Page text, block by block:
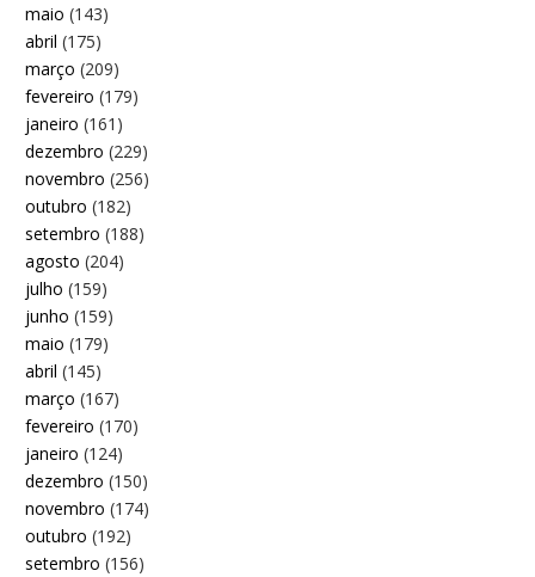
maio (143)
abril (175)
março (209)
fevereiro (179)
janeiro (161)
dezembro (229)
novembro (256)
outubro (182)
setembro (188)
agosto (204)
julho (159)
junho (159)
maio (179)
abril (145)
março (167)
fevereiro (170)
janeiro (124)
dezembro (150)
novembro (174)
outubro (192)
setembro (156)